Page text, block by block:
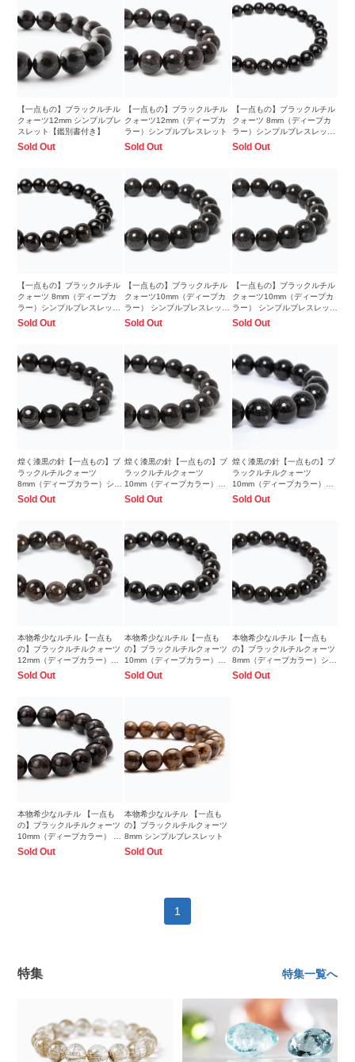
【一点もの】ブラックルチル
クォーツ12mm シンプルブレ
スレット【鑑別書付き】
Sold Out
【一点もの】ブラックルチル
クォーツ12mm（ディープカ
ラー）シンプルブレスレット
Sold Out
【一点もの】ブラックルチル
クォーツ 8mm（ディープカ
ラー）シンプルブレスレット
【鑑別書付き】
Sold Out
【一点もの】ブラックルチル
クォーツ 8mm（ディープカ
ラー）シンプルブレスレット
【鑑別書付き】
Sold Out
【一点もの】ブラックルチル
クォーツ10mm（ディープカ
ラー） シンプルブレスレット
【鑑別書付き】
Sold Out
【一点もの】ブラックルチル
クォーツ10mm（ディープカ
ラー） シンプルブレスレット
【鑑別書付き】
Sold Out
煌く漆黒の針【一点もの】ブ
ラックルチルクォーツ
8mm（ディープカラー）シン
プルブレスレット
Sold Out
煌く漆黒の針【一点もの】ブ
ラックルチルクォーツ
10mm（ディープカラー）シ
ンプルブレスレット
Sold Out
煌く漆黒の針【一点もの】ブ
ラックルチルクォーツ
10mm（ディープカラー）シ
ンプルブレスレット
Sold Out
本物希少なルチル【一点も
の】ブラックルチルクォーツ
12mm（ディープカラー）シ
ンプルブレスレット
Sold Out
本物希少なルチル【一点も
の】ブラックルチルクォーツ
10mm（ディープカラー）シ
ンプルブレスレット
Sold Out
本物希少なルチル【一点も
の】ブラックルチルクォーツ
8mm（ディープカラー）シン
プルブレスレット
Sold Out
本物希少なルチル 【一点も
の】ブラックルチルクォーツ
10mm（ディープカラー） シ
ンプルブレスレット
Sold Out
本物希少なルチル 【一点も
の】ブラックルチルクォーツ
8mm シンプルブレスレット
Sold Out
1
特集 特集一覧へ